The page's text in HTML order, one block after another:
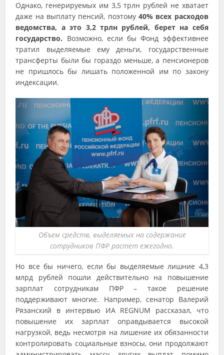
Однако, генерируемых им 3,5 трлн рублей не хватает
даже на выплату пенсий, поэтому40% всех расходов
ведомства, а это 3,2 трлн рублей, берет на себя
государство. Возможно, если бы Фонд эффективнее
тратил выделяемые ему деньги, государственные
трансферты были бы гораздо меньше, а пенсионеров
не пришлось бы лишать положенной им по закону
индексации.
Объем средств, выделяемых на содержание
сотрудников ПФР растет ежегодно.
Но все бы ничего, если бы выделяемые лишние 4,3
млрд рублей пошли действительно на повышение
зарплат сотрудникам ПФР – такое решение
поддерживают многие. Например, сенатор Валерий
Рязанский в интервью ИА REGNUM рассказал, что
повышение их зарплат оправдывается высокой
нагрузкой, ведь несмотря на лишение их обязанности
контролировать социальные взносы, они продолжают